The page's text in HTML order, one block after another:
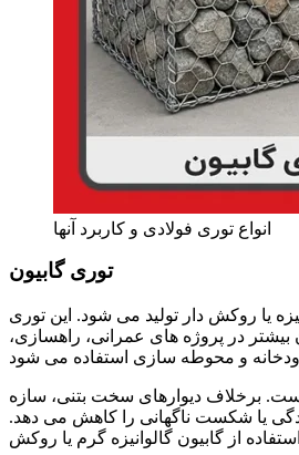
انواع توری فولادی و کاربرد آنها
توری گابیون
یا روکش دار تولید می شود. این توری
در پروژه های عمرانی، راهسازی،
برخلاف دیوارهای سخت بتنی، سازه
یا شکست ناگهانی را کاهش می دهد.